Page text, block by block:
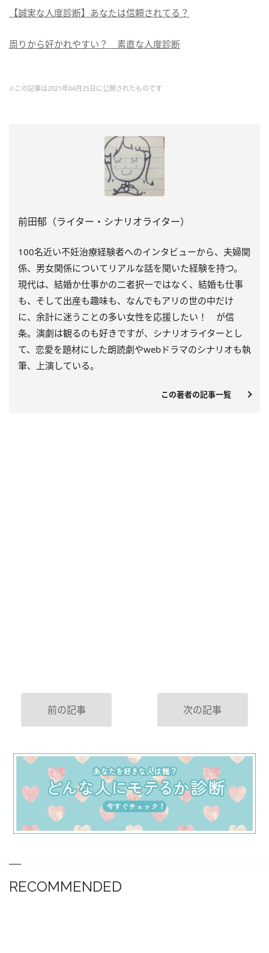
【誠実な人度診断】あなたは信頼されてる？
周りから好かれやすい？ 素直な人度診断
※この記事は2021年04月25日に公開されたものです
前田郁（ライター・シナリオライター）
100名近い不妊治療経験者へのインタビューから、夫婦関
係、男女関係についてリアルな話を聞いた経験を持つ。
現代は、結婚か仕事かの二者択一ではなく、結婚も仕事
も、そして出産も趣味も、なんでもアリの世の中だけ
に、余計に迷うことの多い女性を応援したい！ が信
条。演劇は観るのも好きですが、シナリオライターとし
て、恋愛を題材にした朗読劇やweb ドラマのシナリオも執
筆、上演している。
この著者の記事一覧
前の記事 次の記事
RECOMMENDED